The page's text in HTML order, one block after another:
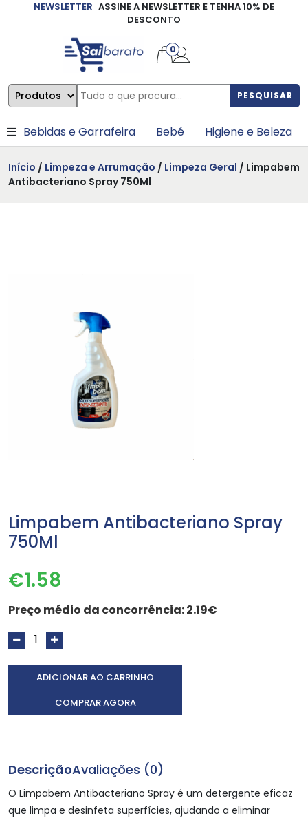
NEWSLETTER ASSINE A NEWSLETTER E TENHA 10% DE
DESCONTO
PESQUISAR
0
Bebidas e Garrafeira Bebé Higiene e Beleza
Início / Limpeza e Arrumação / Limpeza Geral / Limpabem
Antibacteriano Spray 750Ml
Limpabem Antibacteriano Spray
750Ml
€1.58
Preço médio da concorrência:2.19€
ADICIONAR AO CARRINHO
COMPRAR AGORA
DescriçãoAvaliações (0)
O Limpabem Antibacteriano Spray é um detergente eficaz
que limpa e desinfeta superfícies, ajudando a eliminar